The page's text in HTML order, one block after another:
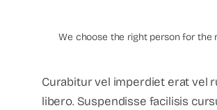
We choose the right person for the
Curabitur vel imperdiet erat vel
libero. Suspendisse facilisis